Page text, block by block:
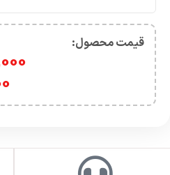
قیمت محصول:​